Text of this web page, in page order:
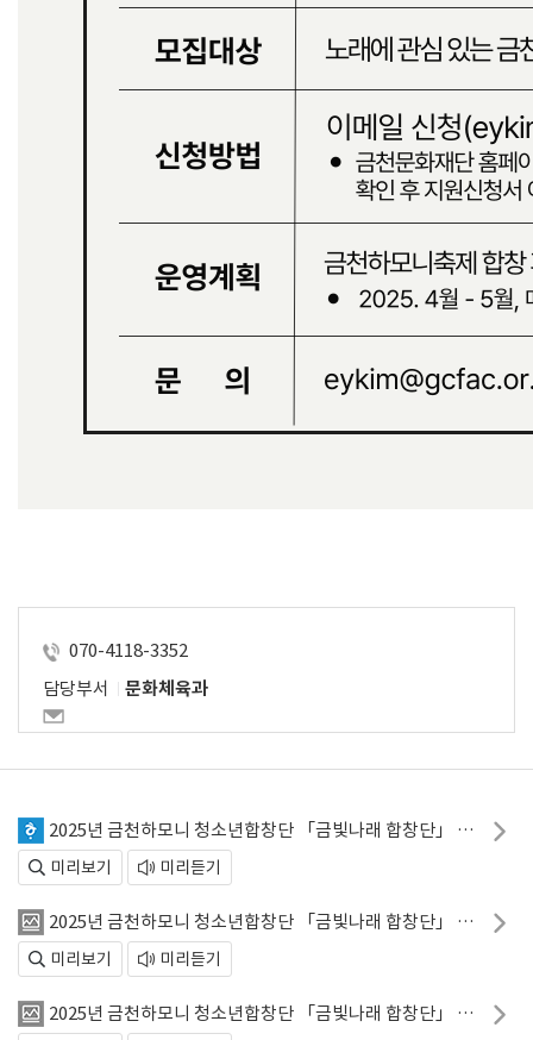
070-4118-3352
담당부서
문화체육과
2025년 금천하모니 청소년합창단 「금빛나래 합창단」 모집공고.hwp
미리보기 미리듣기
2025년 금천하모니 청소년합창단 「금빛나래 합창단」 포스터.png
미리보기 미리듣기
2025년 금천하모니 청소년합창단 「금빛나래 합창단」 카드뉴스.png